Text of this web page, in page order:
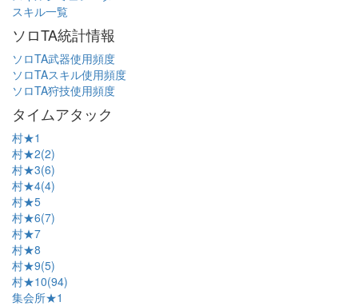
スキル一覧
ソロTA統計情報
ソロTA武器使用頻度
ソロTAスキル使用頻度
ソロTA狩技使用頻度
タイムアタック
村★1
村★2(2)
村★3(6)
村★4(4)
村★5
村★6(7)
村★7
村★8
村★9(5)
村★10(94)
集会所★1